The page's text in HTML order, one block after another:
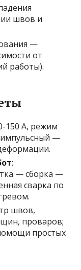
швов и
—
от
работы).
150 А, режим
импульсный —
:
— сборка —
сварка по
швов,
проваров;
простых